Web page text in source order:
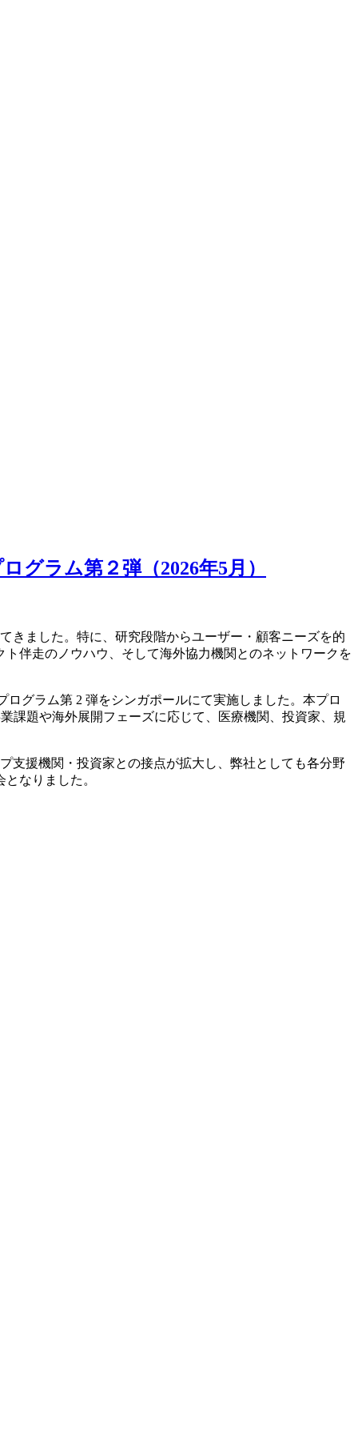
グラム第２弾（2026年5月）
きました。特に、研究段階からユーザー・顧客ニーズを的
伴走のノウハウ、そして海外協力機関とのネットワークを
グラム第 2 弾をシンガポールにて実施しました。本プロ
課題や海外展開フェーズに応じて、医療機関、投資家、規
支援機関・投資家との接点が拡大し、弊社としても各分野
なりました。